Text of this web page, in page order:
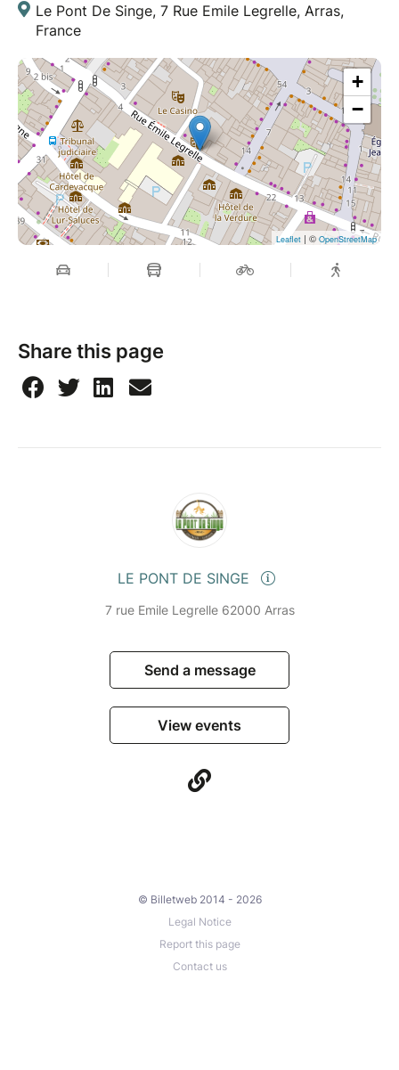
Le Pont De Singe, 7 Rue Emile Legrelle, Arras,
France
+
−
Leaflet | © OpenStreetMap
Share this page
LE PONT DE SINGE
7 rue Emile Legrelle 62000 Arras
Send a message
View events
© Billetweb 2014 - 2026
Legal Notice
Report this page
Contact us